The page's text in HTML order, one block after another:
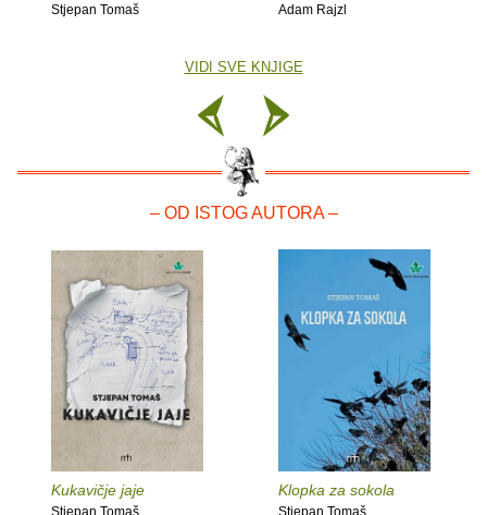
Stjepan Tomaš Adam Rajzl
VIDI SVE KNJIGE
– OD ISTOG AUTORA –
Kukavičje jaje Klopka za sokola